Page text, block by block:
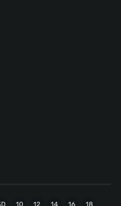
10 12 14 16 18